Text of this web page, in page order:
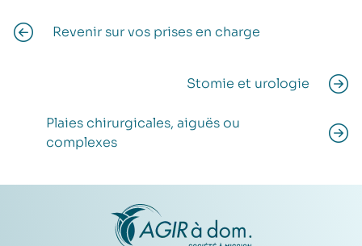
Revenir sur vos prises en charge
Stomie et urologie
Plaies chirurgicales, aiguës ou
complexes